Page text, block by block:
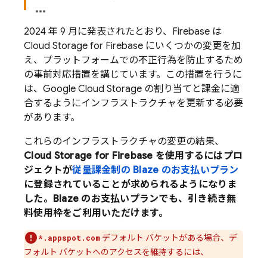
2024 年 9 月に発表されたとおり、Firebase は
Cloud Storage for Firebase にいくつかの変更を加
え、プラットフォームでの不正行為を防止するため
の事前対応措置を講じています。この措置を行うに
は、 Google Cloud Storage の割り当てと課金に適
合するようにインフラストラクチャを更新する必要
があります。
これらのインフラストラクチャの変更の結果、
Cloud Storage for Firebase を使用するにはプロ
ジェクトが従量課金制の Blaze のお支払いプラン
に登録されていることが求められるようになりま
した。Blaze のお支払いプランでも、引き続き無
料使用枠をご利用いただけます。
*.appspot.com デフォルト バケットがある場合、デ
フォルト バケットへのアクセスを維持するには、